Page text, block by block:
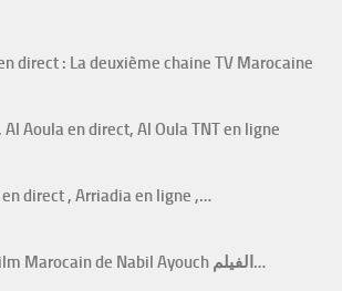
direct : La deuxième chaine TV Marocaine
Al Aoula en direct, Al Oula TNT en ligne
en direct , Arriadia en ligne ,…
Zin Li Fik Le film Marocain de Nabil Ayouch الفيلم…